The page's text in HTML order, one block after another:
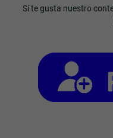
Sí te gusta nuestro